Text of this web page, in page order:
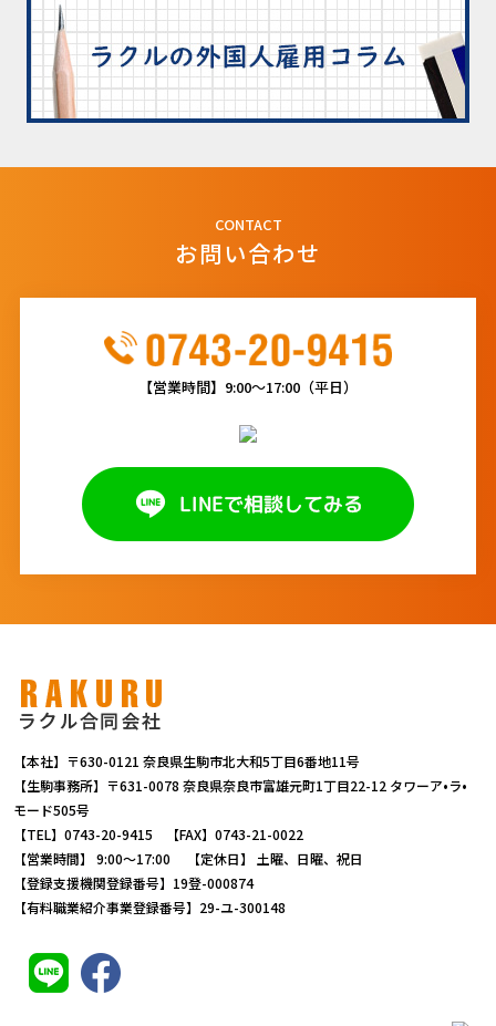
CONTACT
お問い合わせ
【営業時間】9:00～17:00（平日）
【本社】〒630-0121 奈良県生駒市北大和5丁目6番地11号
【生駒事務所】〒631-0078 奈良県奈良市富雄元町1丁目22-12 タワーア•ラ•
モード505号
【TEL】0743-20-9415 【FAX】0743-21-0022
【営業時間】 9:00～17:00 【定休日】 土曜、日曜、祝日
【登録支援機関登録番号】19登-000874
【有料職業紹介事業登録番号】29-ユ-300148